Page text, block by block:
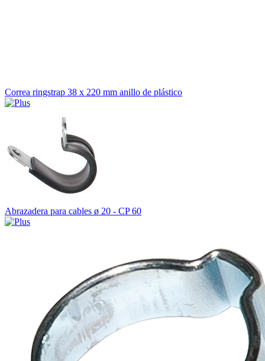
Correa ringstrap 38 x 220 mm anillo de plástico
Abrazadera para cables ø 20 - CP 60